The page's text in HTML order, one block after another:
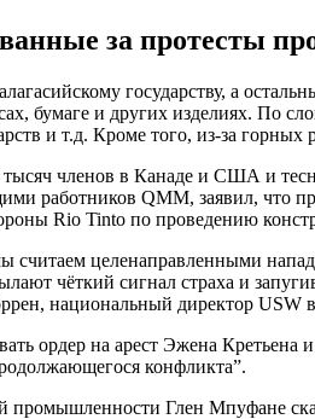
за протесты
государству, а
бумаге и других изделиях.
и т.д. Кроме того, из-за горных
членов в Канаде и США и
работников QMM, заявил, что
Rio Tinto по проведению
целенаправленными
чёткий сигнал страха и
национальный директор USW
ордер на арест Эжена
конфликта”.
промышленности Глен Мпуфане